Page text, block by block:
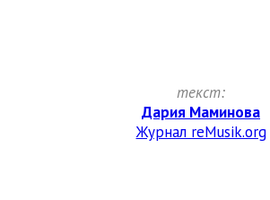
текст:
Дария Маминова
Журнал reMusik.org